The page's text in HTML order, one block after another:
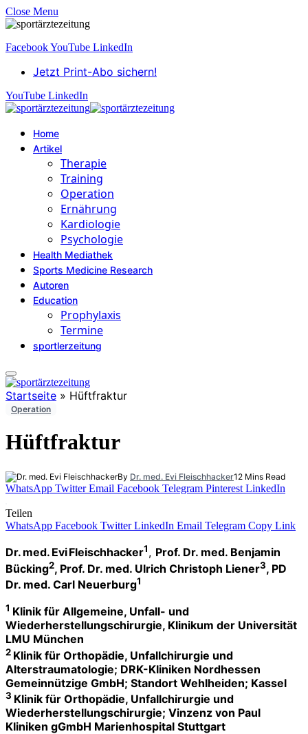
Close Menu
FacebookYouTube LinkedIn
Jetzt Print-Abo sichern!
YouTube LinkedIn
Home
Artikel
Therapie
Training
Operation
Ernährung
Kardiologie
Psychologie
Health Mediathek
Sports Medicine Research
Autoren
Education
Prophylaxis
Termine
sportlerzeitung
Startseite » Hüftfraktur
Operation
Hüftfraktur
By Dr. med. Evi Fleischhacker12 Mins Read
WhatsApp Twitter Email Facebook Telegram Pinterest LinkedIn
Teilen
WhatsApp Facebook Twitter LinkedIn Email Telegram Copy Link
Dr. med. Evi Fleischhacker1, Prof. Dr. med. Benjamin
Bücking2, Prof. Dr. med. Ulrich Christoph Liener3, PD
Dr. med. Carl Neuerburg1
1 Klinik für Allgemeine, Unfall- und
Wiederherstellungschirurgie, Klinikum der Universität
LMU München
2 Klinik für Orthopädie, Unfallchirurgie und
Alterstraumatologie; DRK-Kliniken Nordhessen
Gemeinnützige GmbH; Standort Wehlheiden; Kassel
3 Klinik für Orthopädie, Unfallchirurgie und
Wiederherstellungschirurgie; Vinzenz von Paul
Kliniken gGmbH Marienhospital Stuttgart